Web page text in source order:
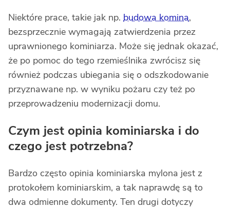
Niektóre prace, takie jak np. budowa komina,
bezsprzecznie wymagają zatwierdzenia przez
uprawnionego kominiarza. Może się jednak okazać,
że po pomoc do tego rzemieślnika zwrócisz się
również podczas ubiegania się o odszkodowanie
przyznawane np. w wyniku pożaru czy też po
przeprowadzeniu modernizacji domu.
Czym jest opinia kominiarska i do
czego jest potrzebna?
Bardzo często opinia kominiarska mylona jest z
protokołem kominiarskim, a tak naprawdę są to
dwa odmienne dokumenty. Ten drugi dotyczy